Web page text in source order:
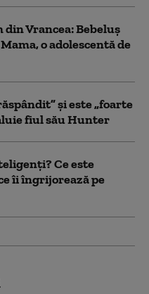
Vrancea: Bebeluș
o adolescentă de
şi este „foarte
fiul său Hunter
Ce este
îi îngrijorează pe